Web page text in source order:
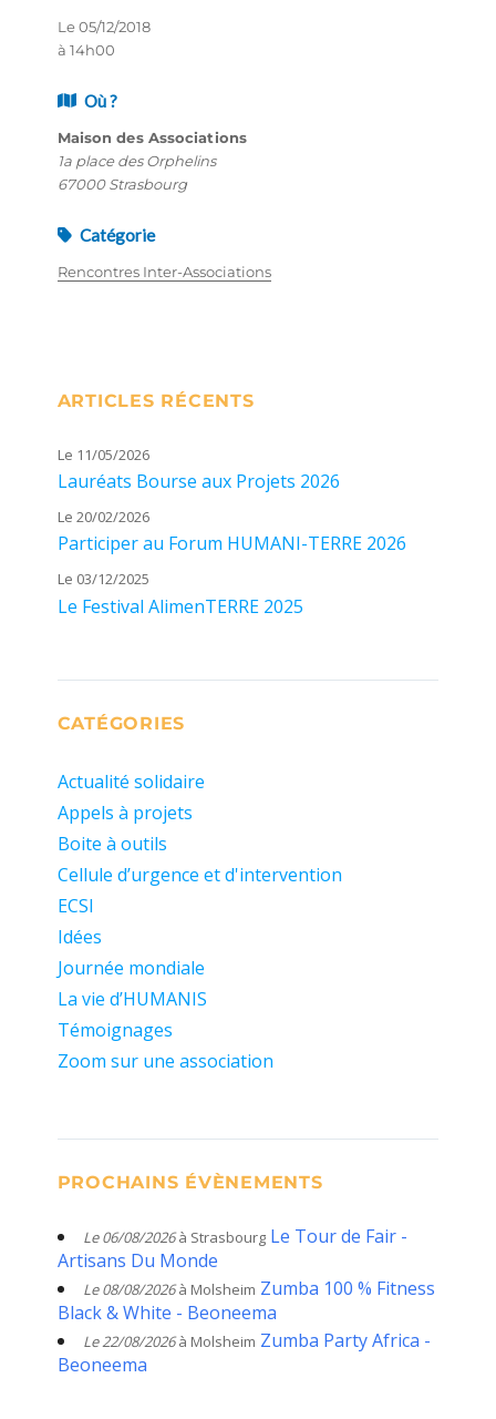
Le 05/12/2018
à 14h00
Où ?
Maison des Associations
1a place des Orphelins
67000 Strasbourg
Catégorie
Rencontres Inter-Associations
ARTICLES RÉCENTS
Le 11/05/2026
Lauréats Bourse aux Projets 2026
Le 20/02/2026
Participer au Forum HUMANI-TERRE 2026
Le 03/12/2025
Le Festival AlimenTERRE 2025
CATÉGORIES
Actualité solidaire
Appels à projets
Boite à outils
Cellule d’urgence et d'intervention
ECSI
Idées
Journée mondiale
La vie d’HUMANIS
Témoignages
Zoom sur une association
PROCHAINS ÉVÈNEMENTS
Le 06/08/2026à Strasbourg Le Tour de Fair -
Artisans Du Monde
Le 08/08/2026à Molsheim Zumba 100 % Fitness
Black & White - Beoneema
Le 22/08/2026à Molsheim Zumba Party Africa -
Beoneema